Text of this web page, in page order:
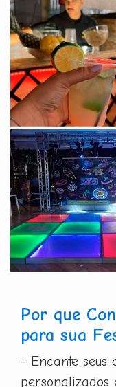
Por que
para sua
- Encante seus
personalizados